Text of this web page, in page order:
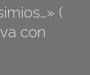
(
con